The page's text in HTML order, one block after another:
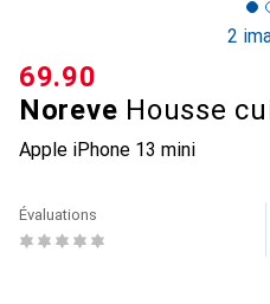
2
Noreve Housse
Apple iPhone 13 mini
CHF
69.90
Évaluations